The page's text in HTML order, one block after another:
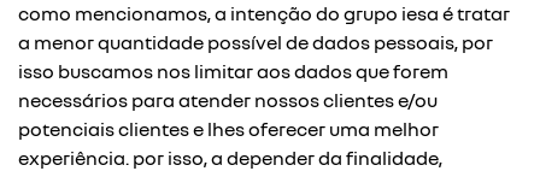
como mencionamos, a intenção do grupo iesa é tratar
a menor quantidade possível de dados pessoais, por
isso buscamos nos limitar aos dados que forem
necessários para atender nossos clientes e/ou
potenciais clientes e lhes oferecer uma melhor
experiência. por isso, a depender da finalidade,